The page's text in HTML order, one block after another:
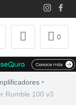
0
Rumble 100 v3